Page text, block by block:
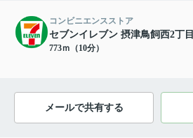
コンビニエンスストア
セブンイレブン 摂津鳥飼西2丁
773ｍ（10分）
メールで共有する